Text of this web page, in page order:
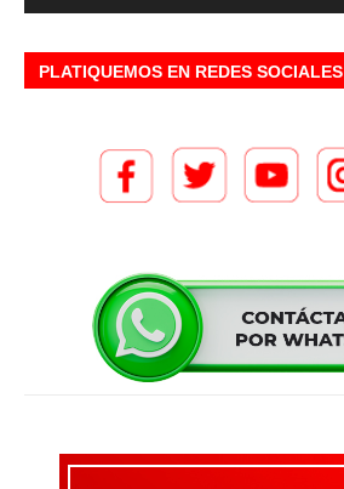
PLATIQUEMOS EN REDES SOCIALES